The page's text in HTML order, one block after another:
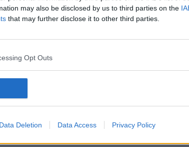
may also be disclosed by us to third parties on the
that may further disclose it to other third parties.
Opt Outs
Data Deletion Data Access Privacy Policy
slö? Kollade hans senaste video och när han predikar
inte verkar inse överhuvudtaget.